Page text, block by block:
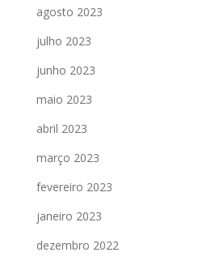
agosto 2023
julho 2023
junho 2023
maio 2023
abril 2023
março 2023
fevereiro 2023
janeiro 2023
dezembro 2022